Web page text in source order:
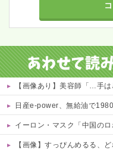
【画像あり】美容師「…手は
日産e-power、無給油で1980km走行
イーロン・マスク「中国の
【画像】すっぴんめるる、